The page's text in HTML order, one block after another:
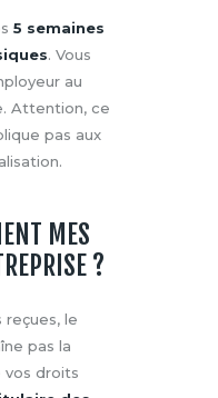
5 semaines
. Vous
au
Attention, ce
pas aux
MES
?
reçues, le
pas la
vos droits